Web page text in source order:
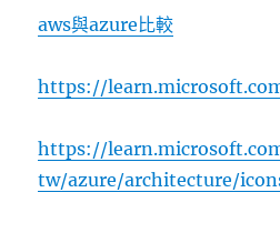
aws與azure比較
https://
https://
tw/azure/architecture/